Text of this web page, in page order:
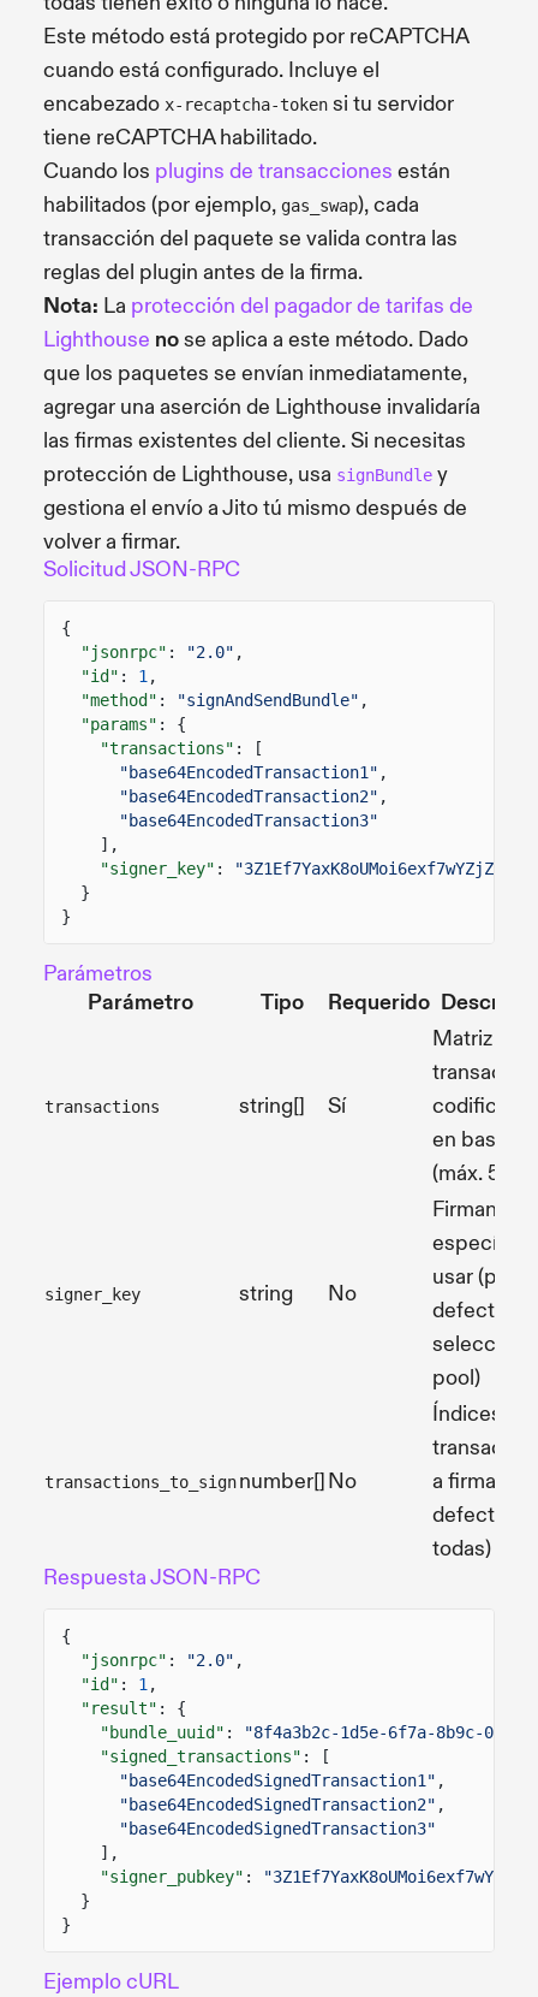
Este método está protegido por reCAPTCHA
cuando está configurado. Incluye el
encabezado x-recaptcha-token si tu servidor
tiene reCAPTCHA habilitado.
Cuando los plugins de transacciones están
habilitados (por ejemplo, gas_swap), cada
transacción del paquete se valida contra las
reglas del plugin antes de la firma.
Nota: La protección del pagador de tarifas de
Lighthouse nose aplica a este método. Dado
que los paquetes se envían inmediatamente,
agregar una aserción de Lighthouse invalidaría
las firmas existentes del cliente. Si necesitas
protección de Lighthouse, usa signBundle y
gestiona el envío a Jito tú mismo después de
volver a firmar.
Solicitud JSON-RPC
{
"jsonrpc" : "2.0" ,
"id" : 1 ,
"method" : "signAndSendBundle" ,
"params" : {
"transactions" : [
"base64EncodedTransaction1" ,
"base64EncodedTransaction2" ,
"base64EncodedTransaction3"
],
"signer_key" :
}
}
Parámetros
Parámetro
Tipo Requerido
transactions string[] Sí
Matriz de
en base64
(máx. 5)
signer_key string No
Firmante
específico
usar (por
defecto
selección
pool)
transactions_to_signnumber[]No
Índices de
a firmar
defecto
todas)
Respuesta JSON-RPC
{
"jsonrpc" : "2.0" ,
"id" : 1 ,
"result" : {
"bundle_uuid" :
"8f4a3b2c-1d5e-6f7a-8b9c-
"signed_transactions" : [
"base64EncodedSignedTransaction1" ,
"base64EncodedSignedTransaction2" ,
"base64EncodedSignedTransaction3"
],
"signer_pubkey" :
}
}
Ejemplo cURL